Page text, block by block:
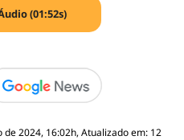
(01:52s)
2024, 16:02h, Atualizado em: 12